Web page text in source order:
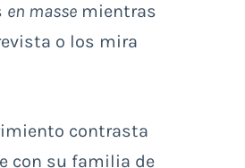
en masse mientras
o los mira
contrasta
con su familia de